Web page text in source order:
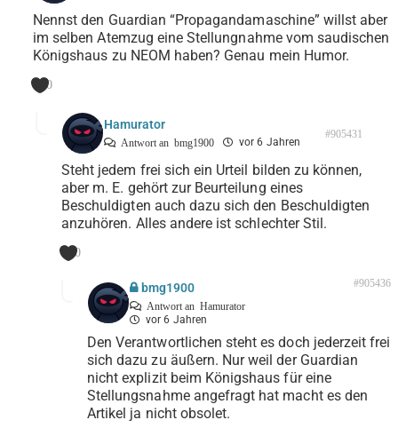
Nennst den Guardian “Propagandamaschine” willst aber
im selben Atemzug eine Stellungnahme vom saudischen
Königshaus zu NEOM haben? Genau mein Humor.
0
Hamurator
Antwort an bmg1900 vor 6 Jahren
#905431
Steht jedem frei sich ein Urteil bilden zu können,
aber m. E. gehört zur Beurteilung eines
Beschuldigten auch dazu sich den Beschuldigten
anzuhören. Alles andere ist schlechter Stil.
0
bmg1900
Antwort an Hamurator
vor 6 Jahren
#905436
Den Verantwortlichen steht es doch jederzeit frei
sich dazu zu äußern. Nur weil der Guardian
nicht explizit beim Königshaus für eine
Stellungsnahme angefragt hat macht es den
Artikel ja nicht obsolet.